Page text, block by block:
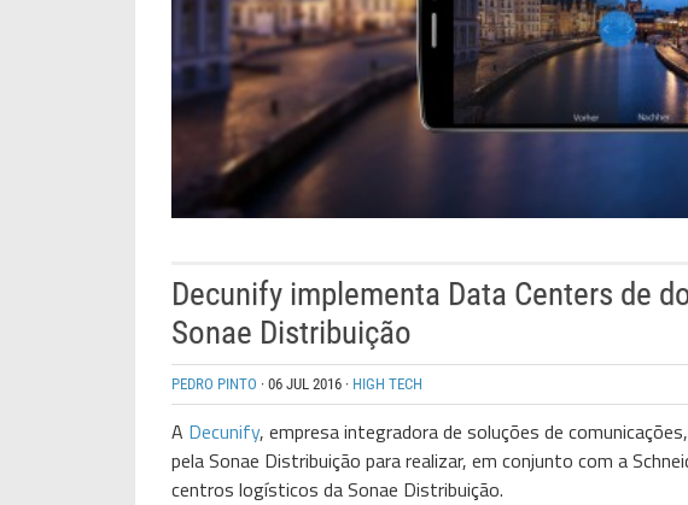
Decunify implementa Data Centers de
Sonae Distribuição
PEDRO PINTO · 06 JUL 2016 · HIGH TECH
A Decunify, empresa integradora de soluções de
pela Sonae Distribuição para realizar, em conjunto com a
centros logísticos da Sonae Distribuição.